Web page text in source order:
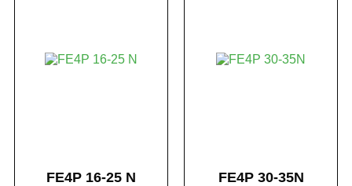
FE4P 16-25 N FE4P 30-35N